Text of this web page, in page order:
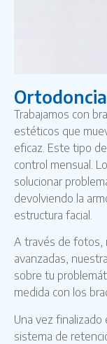
Ortodoncia
Trabajamos con
estéticos que
eficaz. Este tipo
control mensual.
solucionar
devolviendo la
estructura facial.
A través de fotos,
avanzadas,
sobre tu
medida con los
Una vez
sistema de